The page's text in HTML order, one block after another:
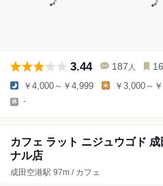
3.44 187 人
￥4,000～￥4,999 ￥3,000～
-
カフェ ラット ニジュウゴド
ナル店
成田空港駅 97m / カフェ